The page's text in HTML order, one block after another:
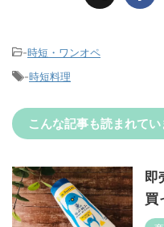
-時短・ワンオペ
-時短料理
こんな記事も読まれてい
即
買